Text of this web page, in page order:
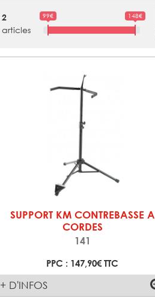
2
articles
99€ 148€
SUPPORT KM CONTREBASSE A
CORDES
141
PPC : 147,90€ TTC
+ D'INFOS